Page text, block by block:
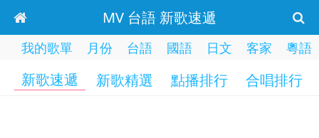
MV 台語 新歌速遞
我的歌單 月份 台語 國語 日文 客家 粵語
新歌速遞 新歌精選 點播排行 合唱排行